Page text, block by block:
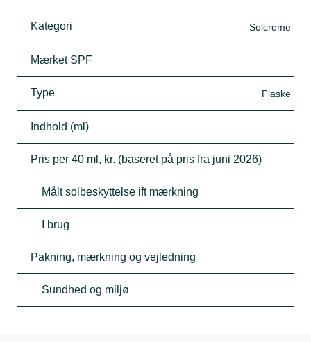
Kategori Solcreme
Mærket SPF
Type Flaske
Indhold (ml)
Pris per 40 ml, kr. (baseret på pris fra juni 2026)
Målt solbeskyttelse ift mærkning
I brug
Pakning, mærkning og vejledning
Sundhed og miljø